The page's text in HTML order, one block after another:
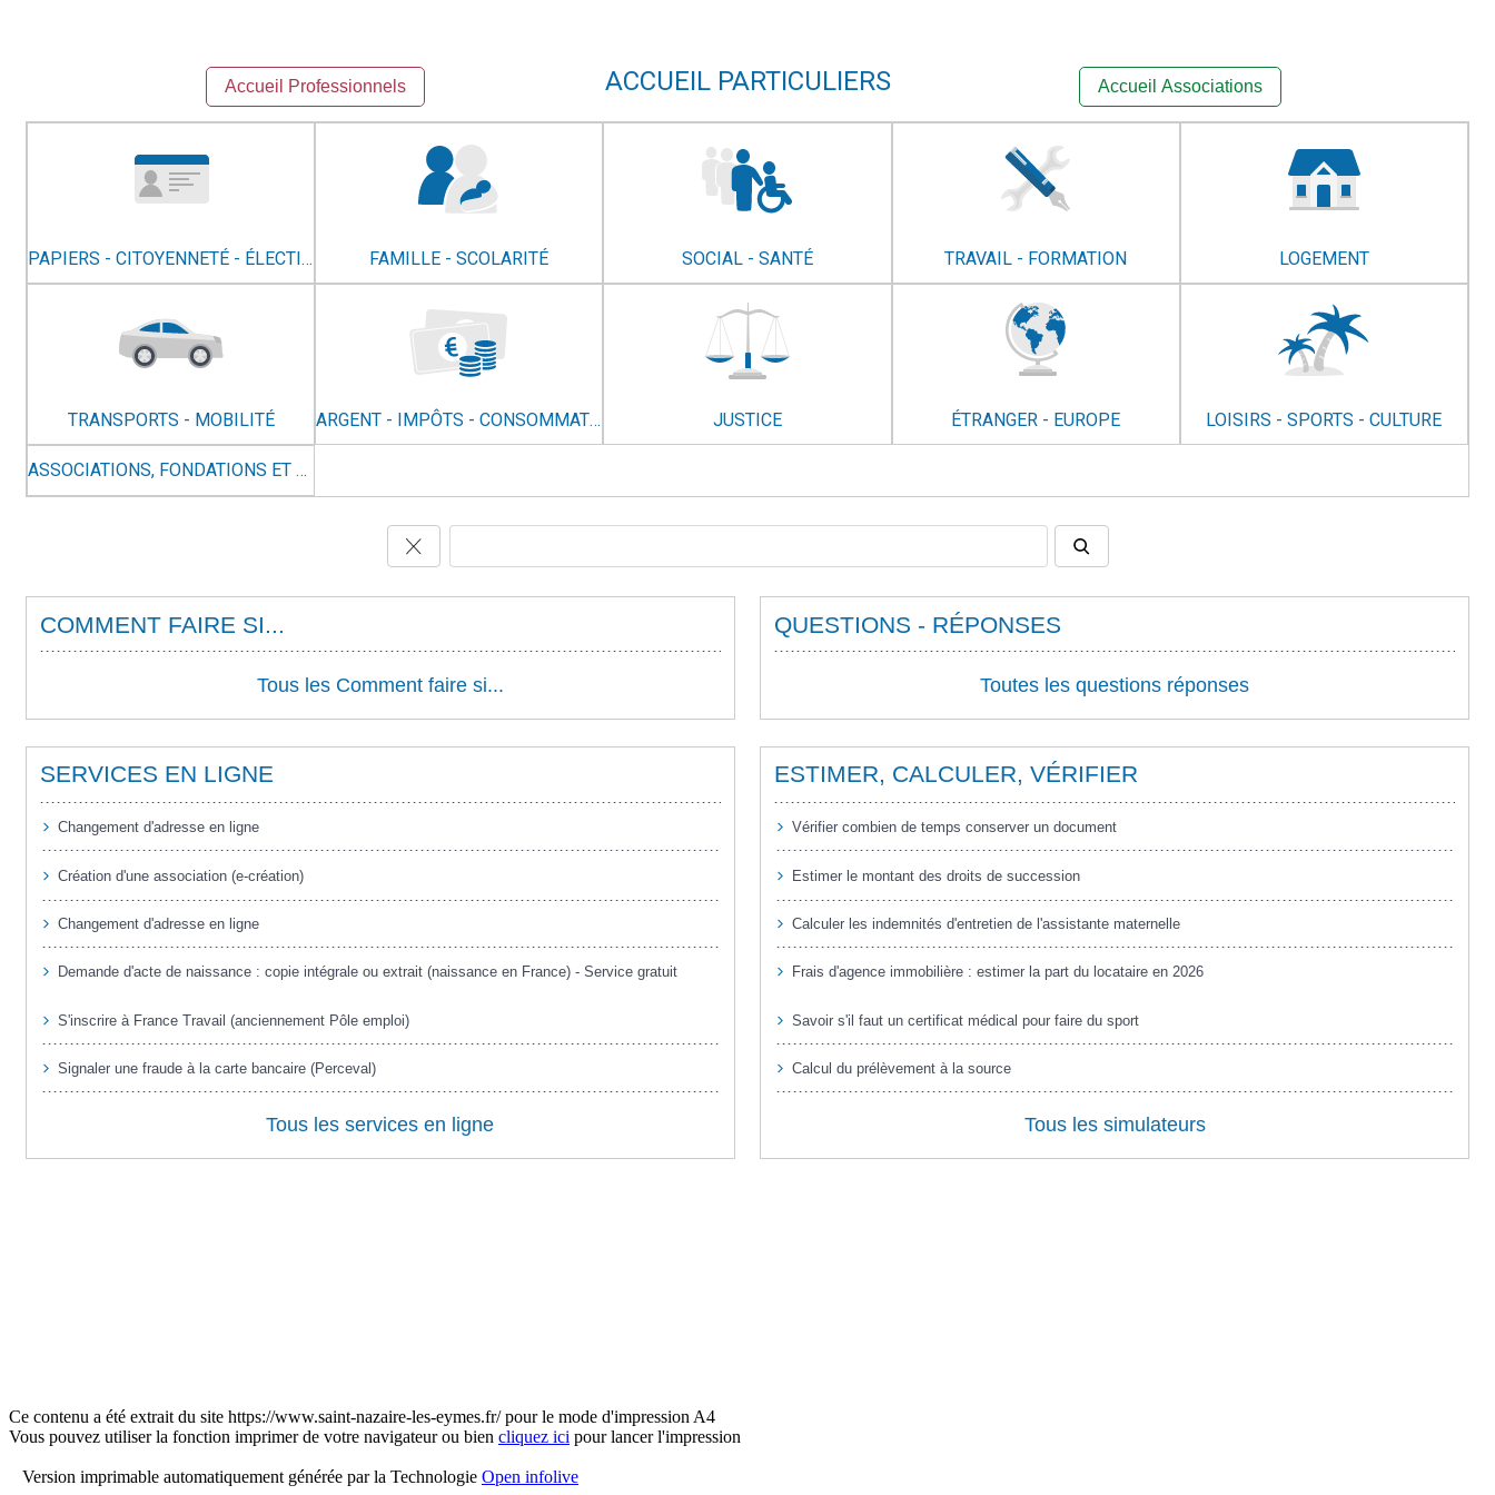
Ce contenu a été extrait du site https://www.saint-nazaire-les-eymes.fr/ pour le mode d'impression A4
Vous pouvez utiliser la fonction imprimer de votre navigateur ou bien cliquez ici pour lancer l'impression
Version imprimable automatiquement générée par la Technologie Open infolive